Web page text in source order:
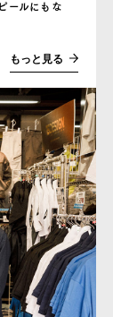
ールにもな
もっと見る